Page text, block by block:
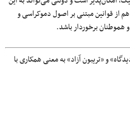
از قوانین مبتنی بر اصول دموکراسی و
هموطنان برخوردار باشد.
و «تریبون آزاد» به معنی همکاری با